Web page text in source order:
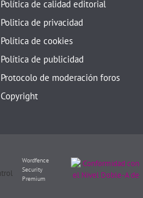
Política de calidad editorial
Politica de privacidad
Política de cookies
Política de publicidad
Protocolo de moderación foros
Copyright
Wordfence
Security
Premium